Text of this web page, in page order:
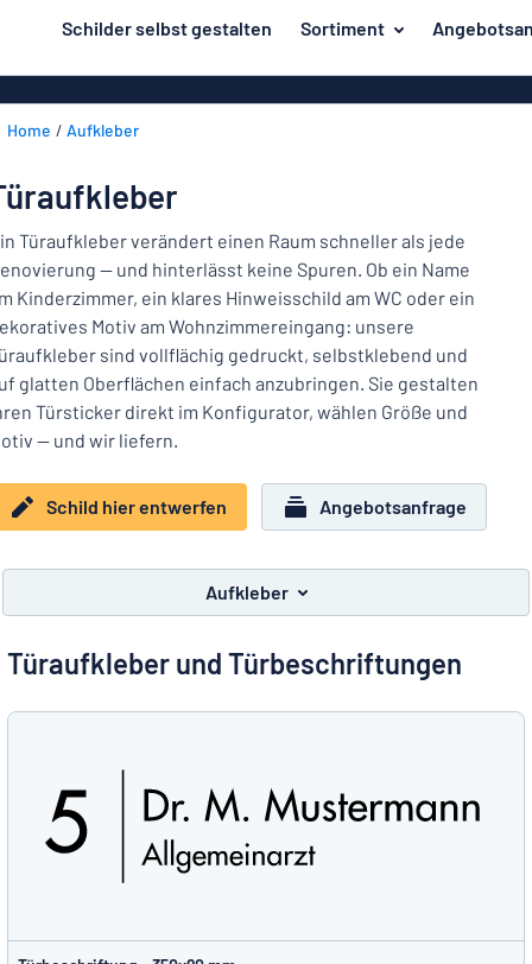
springen
Schilder selbst gestalten Sortiment
Herstellung
Haus und Heim
Kennzeichnung
Namensschilder
Aufkleber
Verkehr und Fahrzeuge
Industrie und Fertigung
Alle Kategorien anzeigen
Holzschilder
Aufkleber
Das Gesuchte nicht gefunden? Schild hier entwerfen
Unsere
Bestseller
Material
Herstellung
Haus
und
Heim
Kennzeichnung
Namensschilder
Alle Kategorien anzeigen
Angebotsanfrage
Einloggen
Kundenservice
Firma
zum
entwerfen
Home Aufkleber
Türaufkleber verändert einen Raum schneller als jede
— und hinterlässt keine Spuren. Ob ein Name
Kinderzimmer, ein klares Hinweisschild am WC oder ein
Motiv am Wohnzimmereingang: unsere
sind vollflächig gedruckt, selbstklebend und
glatten Oberflächen einfach anzubringen. Sie gestalten
Türsticker direkt im Konfigurator, wählen Größe und
— und wir liefern.
Schild hier entwerfen Angebotsanfrage
Aufkleber
Türaufkleber und Türbeschriftungen